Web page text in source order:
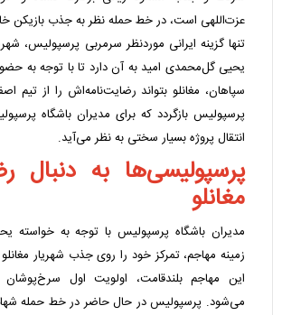
عزت‌اللهی است، در خط حمله نظر به جذب بازیکن
تنها گزینه ایرانی موردنظر سرمربی پرسپولیس،
یحیی گل‌محمدی امید به آن دارد تا با توجه به
سپاهان، مغانلو بتواند رضایت‌نامه‌اش را از تیم
پرسپولیس بازگردد که برای مدیران باشگاه
انتقال پروژه بسیار سختی به نظر می‌آید.
پرسپولیسی‌ها به دنبال
مغانلو
مدیران باشگاه پرسپولیس با توجه به خواسته
زمینه مهاجم، تمرکز خود را روی جذب شهریار
این مهاجم بلندقامت، اولویت اول
می‌شود. پرسپولیس در حال حاضر در خط حمله